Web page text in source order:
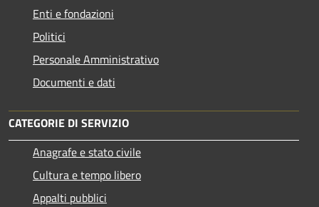
Enti e fondazioni
Politici
Personale Amministrativo
Documenti e dati
CATEGORIE DI SERVIZIO
Anagrafe e stato civile
Cultura e tempo libero
Appalti pubblici